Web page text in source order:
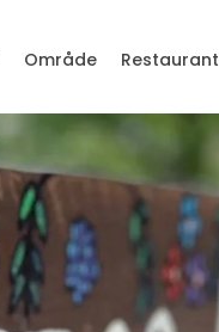
Område Restaurant